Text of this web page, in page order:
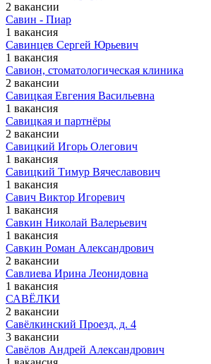
2 вакансии
Савин - Пиар
1 вакансия
Савинцев Сергей Юрьевич
1 вакансия
Савион, стоматологическая клиника
2 вакансии
Савицкая Евгения Васильевна
1 вакансия
Савицкая и партнёры
2 вакансии
Савицкий Игорь Олегович
1 вакансия
Савицкий Тимур Вячеславович
1 вакансия
Савич Виктор Игоревич
1 вакансия
Савкин Николай Валерьевич
1 вакансия
Савкин Роман Александрович
2 вакансии
Савлиева Ирина Леонидовна
1 вакансия
САВЁЛКИ
2 вакансии
Савёлкинский Проезд, д. 4
3 вакансии
Савёлов Андрей Александрович